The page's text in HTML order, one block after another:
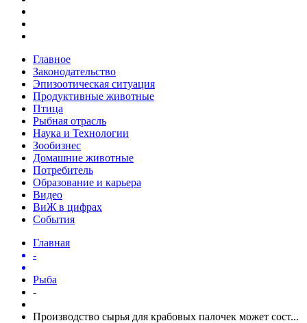
Главное
Законодательство
Эпизоотическая ситуация
Продуктивные животные
Птица
Рыбная отрасль
Наука и Технологии
Зообизнес
Домашние животные
Потребитель
Образование и карьера
Видео
ВиЖ в цифрах
События
Главная
-
Рыба
-
Производство сырья для крабовых палочек может сост...